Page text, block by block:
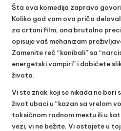
Šta ova komedija zapravo
Koliko god vam ova priča
za crtani film, ona brutalno
opisuje vaš mehanizam
Zamenite reč “kanibali” sa
energetski vampiri” i dobićete
života.
Vi ste znak koji se nikada ne bori
život ubaci u “kazan sa vrelom
toksičnom radnom mestu ili u
vezi, vi ne bežite. Vi ostajete u